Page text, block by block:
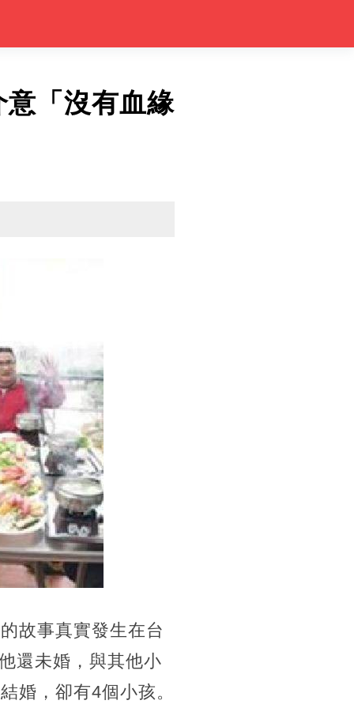
「沒有血緣
故事真實發生在台
還未婚，與其他小
婚，卻有4個小孩。